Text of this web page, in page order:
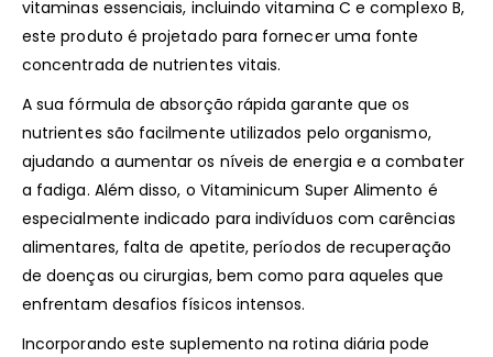
vitaminas essenciais, incluindo vitamina C e complexo B,
este produto é projetado para fornecer uma fonte
concentrada de nutrientes vitais.
A sua fórmula de absorção rápida garante que os
nutrientes são facilmente utilizados pelo organismo,
ajudando a aumentar os níveis de energia e a combater
a fadiga. Além disso, o Vitaminicum Super Alimento é
especialmente indicado para indivíduos com carências
alimentares, falta de apetite, períodos de recuperação
de doenças ou cirurgias, bem como para aqueles que
enfrentam desafios físicos intensos.
Incorporando este suplemento na rotina diária pode